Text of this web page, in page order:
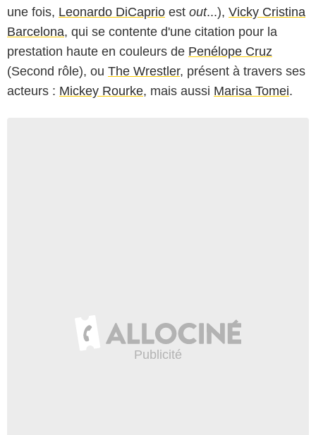
une fois, Leonardo DiCaprio est out...), Vicky Cristina
Barcelona, qui se contente d'une citation pour la
prestation haute en couleurs de Penélope Cruz
(Second rôle), ou The Wrestler, présent à travers ses
acteurs : Mickey Rourke, mais aussi Marisa Tomei.